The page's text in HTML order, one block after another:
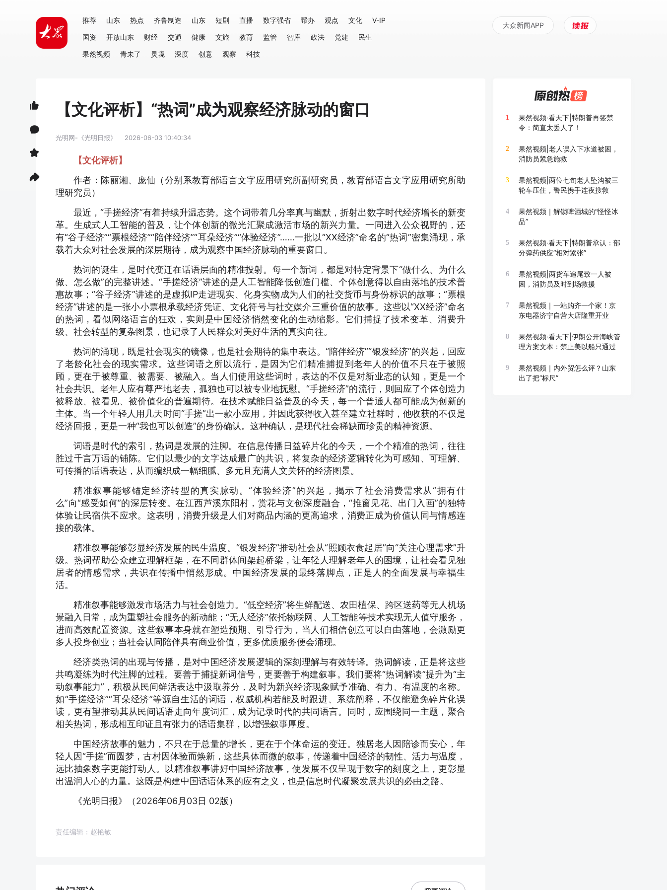
推荐 山东 热点 齐鲁制造 山东 短剧 直播 数字强省 帮办 观点 文化
V-IP
国资
开放山东 财经 交通 健康 文旅 教育 监管 智库 政法 党建
民生
果然视频
青未了 灵境 深度 创意 观察 科技
大众新闻APP
【文化评析】“热词”成为观察经济脉动的窗口
光明网-《光明日报》 2026-06-03 10:40:34
【文化评析】
作者：陈丽湘、庞仙（分别系教育部语言文字应用研究所副研究员，教育部语言文字应用研究所助
理研究员）
最近，“手搓经济”有着持续升温态势。这个词带着几分率真与幽默，折射出数字时代经济增长的新变
革。生成式人工智能的普及，让个体创新的微光汇聚成激活市场的新兴力量。一同进入公众视野的，还
有“谷子经济”“票根经济”“陪伴经济”“耳朵经济”“体验经济”……一批以“XX经济”命名的“热词”密集涌现，承
载着大众对社会发展的深层期待，成为观察中国经济脉动的重要窗口。
热词的诞生，是时代变迁在话语层面的精准投射。每一个新词，都是对特定背景下“做什么、为什么
做、怎么做”的完整讲述。“手搓经济”讲述的是人工智能降低创造门槛、个体创意得以自由落地的技术普
惠故事；“谷子经济”讲述的是虚拟IP走进现实、化身实物成为人们的社交货币与身份标识的故事；“票根
经济”讲述的是一张小小票根承载经济凭证、文化符号与社交媒介三重价值的故事。这些以“XX经济”命名
的热词，看似网络语言的狂欢，实则是中国经济悄然变化的生动缩影。它们捕捉了技术变革、消费升
级、社会转型的复杂图景，也记录了人民群众对美好生活的真实向往。
热词的涌现，既是社会现实的镜像，也是社会期待的集中表达。“陪伴经济”“银发经济”的兴起，回应
了老龄化社会的现实需求。这些词语之所以流行，是因为它们精准捕捉到老年人的价值不只在于被照
顾，更在于被尊重、被需要、被融入。当人们使用这些词时，表达的不仅是对新业态的认知，更是一个
社会共识。老年人应有尊严地老去，孤独也可以被专业地抚慰。“手搓经济”的流行，则回应了个体创造力
被释放、被看见、被价值化的普遍期待。在技术赋能日益普及的今天，每一个普通人都可能成为创新的
主体。当一个年轻人用几天时间“手搓”出一款小应用，并因此获得收入甚至建立社群时，他收获的不仅是
经济回报，更是一种“我也可以创造”的身份确认。这种确认，是现代社会稀缺而珍贵的精神资源。
词语是时代的索引，热词是发展的注脚。在信息传播日益碎片化的今天，一个个精准的热词，往往
胜过千言万语的铺陈。它们以最少的文字达成最广的共识，将复杂的经济逻辑转化为可感知、可理解、
可传播的话语表达，从而编织成一幅细腻、多元且充满人文关怀的经济图景。
精准叙事能够锚定经济转型的真实脉动。“体验经济”的兴起，揭示了社会消费需求从“拥有什
么”向“感受如何”的深层转变。在江西芦溪东阳村，赏花与文创深度融合，“推窗见花、出门入画”的独特
体验让民宿供不应求。这表明，消费升级是人们对商品内涵的更高追求，消费正成为价值认同与情感连
接的载体。
精准叙事能够彰显经济发展的民生温度。“银发经济”推动社会从“照顾衣食起居”向“关注心理需求”升
级。热词帮助公众建立理解框架，在不同群体间架起桥梁，让年轻人理解老年人的困境，让社会看见独
居者的情感需求，共识在传播中悄然形成。中国经济发展的最终落脚点，正是人的全面发展与幸福生
活。
精准叙事能够激发市场活力与社会创造力。“低空经济”将生鲜配送、农田植保、跨区送药等无人机场
景融入日常，成为重塑社会服务的新动能；“无人经济”依托物联网、人工智能等技术实现无人值守服务，
进而高效配置资源。这些叙事本身就在塑造预期、引导行为，当人们相信创意可以自由落地，会激励更
多人投身创业；当社会认同陪伴具有商业价值，更多优质服务便会涌现。
经济类热词的出现与传播，是对中国经济发展逻辑的深刻理解与有效转译。热词解读，正是将这些
共鸣凝练为时代注脚的过程。要善于捕捉新词信号，更要善于构建叙事。我们要将“热词解读”提升为“主
动叙事能力”，积极从民间鲜活表达中汲取养分，及时为新兴经济现象赋予准确、有力、有温度的名称。
如“手搓经济”“耳朵经济”等源自生活的词语，权威机构若能及时跟进、系统阐释，不仅能避免碎片化误
读，更有望推动其从民间话语走向年度词汇，成为记录时代的共同语言。同时，应围绕同一主题，聚合
相关热词，形成相互印证且有张力的话语集群，以增强叙事厚度。
中国经济故事的魅力，不只在于总量的增长，更在于个体命运的变迁。独居老人因陪诊而安心，年
轻人因“手搓”而圆梦，古村因体验而焕新，这些具体而微的叙事，传递着中国经济的韧性、活力与温度，
远比抽象数字更能打动人。以精准叙事讲好中国经济故事，使发展不仅呈现于数字的刻度之上，更彰显
出温润人心的力量。这既是构建中国话语体系的应有之义，也是信息时代凝聚发展共识的必由之路。
《光明日报》（2026年06月03日 02版）
责任编辑：赵艳敏
1
果然视频·看天下|特朗普再签禁
令：简直太丢人了！
2
果然视频|老人误入下水道被困，
消防员紧急施救
3
果然视频|两位七旬老人坠沟被三
轮车压住，警民携手连夜搜救
4
果然视频｜解锁啤酒城的“怪怪冰
品”
5
果然视频·看天下|特朗普承认：部
分弹药供应“相对紧张”
6
果然视频|两货车追尾致一人被
困，消防员及时到场救援
7
果然视频｜一站购齐一个家！京
东电器济宁自营大店隆重开业
8
果然视频·看天下|伊朗公开海峡管
理方案文本：禁止美以船只通过
9
果然视频｜内外贸怎么评？山东
出了把“标尺”